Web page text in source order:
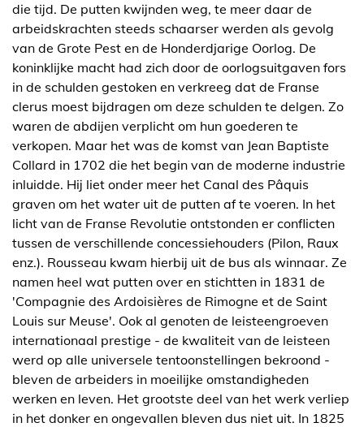
die tijd. De putten kwijnden weg, te meer daar de
arbeidskrachten steeds schaarser werden als gevolg
van de Grote Pest en de Honderdjarige Oorlog. De
koninklijke macht had zich door de oorlogsuitgaven fors
in de schulden gestoken en verkreeg dat de Franse
clerus moest bijdragen om deze schulden te delgen. Zo
waren de abdijen verplicht om hun goederen te
verkopen. Maar het was de komst van Jean Baptiste
Collard in 1702 die het begin van de moderne industrie
inluidde. Hij liet onder meer het Canal des Pâquis
graven om het water uit de putten af te voeren. In het
licht van de Franse Revolutie ontstonden er conflicten
tussen de verschillende concessiehouders (Pilon, Raux
enz.). Rousseau kwam hierbij uit de bus als winnaar. Ze
namen heel wat putten over en stichtten in 1831 de
'Compagnie des Ardoisières de Rimogne et de Saint
Louis sur Meuse'. Ook al genoten de leisteengroeven
internationaal prestige - de kwaliteit van de leisteen
werd op alle universele tentoonstellingen bekroond -
bleven de arbeiders in moeilijke omstandigheden
werken en leven. Het grootste deel van het werk verliep
in het donker en ongevallen bleven dus niet uit. In 1825